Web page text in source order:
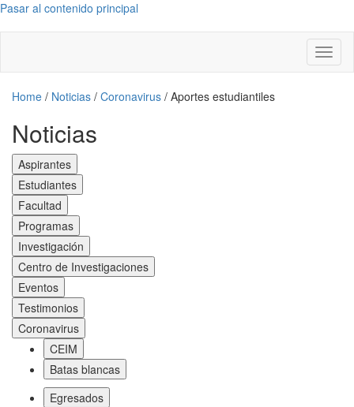
Pasar al contenido principal
Home / Noticias / Coronavirus / Aportes estudiantiles
Noticias
Aspirantes
Estudiantes
Facultad
Programas
Investigación
Centro de Investigaciones
Eventos
Testimonios
Coronavirus
CEIM
Batas blancas
Egresados